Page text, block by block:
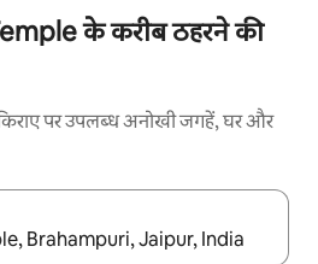
के करीब ठहरने की
पर उपलब्ध अनोखी जगहें, घर और
और डाउन 'ऐरो की' का इस्तेमाल करके नेविगेट